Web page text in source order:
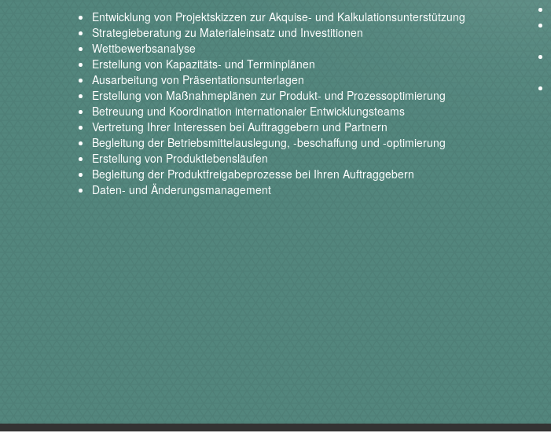
Entwicklung von Projektskizzen zur Akquise- und Kalkulationsunterstützung
Strategieberatung zu Materialeinsatz und Investitionen
Wettbewerbsanalyse
Erstellung von Kapazitäts- und Terminplänen
Ausarbeitung von Präsentationsunterlagen
Erstellung von Maßnahmeplänen zur Produkt- und Prozessoptimierung
Betreuung und Koordination internationaler Entwicklungsteams
Vertretung Ihrer Interessen bei Auftraggebern und Partnern
Begleitung der Betriebsmittelauslegung, -beschaffung und -optimierung
Erstellung von Produktlebensläufen
Begleitung der Produktfreigabeprozesse bei Ihren Auftraggebern
Daten- und Änderungsmanagement